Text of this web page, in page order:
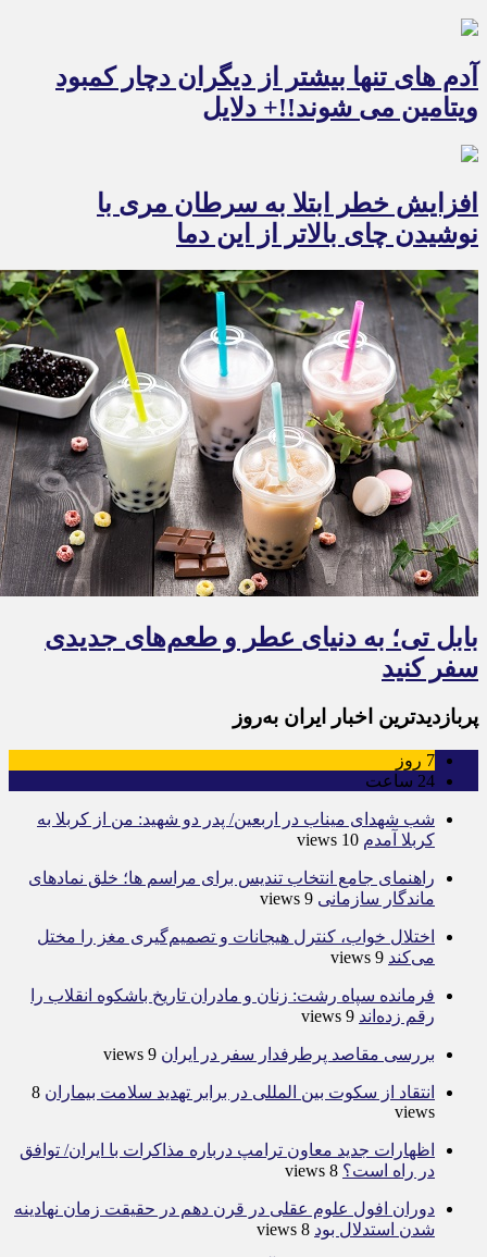
آدم های تنها بیشتر از دیگران دچار کمبود
ویتامین می شوند!!+ دلایل
افزایش خطر ابتلا به سرطان مری با
نوشیدن چای بالاتر از این دما
بابل تی؛ به دنیای عطر و طعم‌های جدیدی
سفر کنید
پربازدیدترین اخبار ایران به‌روز
7 روز
24 ساعت
شب شهدای میناب در اربعین/ پدر دو شهید: من از کربلا به
کربلا آمدم 10 views
راهنمای جامع انتخاب تندیس برای مراسم ها؛ خلق نمادهای
ماندگار سازمانی 9 views
اختلال خواب، کنترل هیجانات و تصمیم‌گیری مغز را مختل
می‌کند 9 views
فرمانده سپاه رشت: زنان و مادران تاریخ باشکوه انقلاب را
رقم زده‌اند 9 views
بررسی مقاصد پرطرفدار سفر در ایران 9 views
انتقاد از سکوت بین المللی در برابر تهدید سلامت بیماران 8
views
اظهارات جدید معاون ترامپ درباره مذاکرات با ایران/ توافق
در راه است؟ 8 views
دوران افول علوم عقلی در قرن دهم در حقیقت زمان نهادینه
شدن استدلال بود 8 views